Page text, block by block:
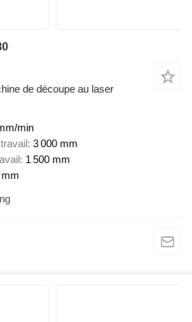
de découpe au laser
min
3 000 mm
1 500 mm
mm